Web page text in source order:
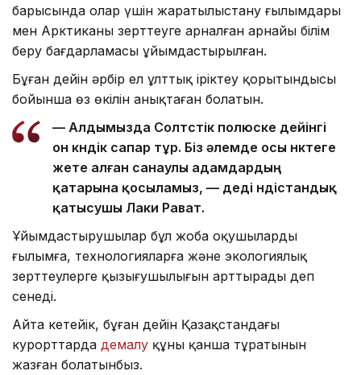
барысында олар үшін жаратылыстану ғылымдары
мен Арктиканы зерттеуге арналған арнайы білім
беру бағдарламасы ұйымдастырылған.
Бұған дейін әрбір ел ұлттық іріктеу қорытындысы
бойынша өз өкілін анықтаған болатын.
— Алдымызда Солтүстік полюске дейінгі
он күндік сапар тұр. Біз әлемде осы нүктеге
жете алған санаулы адамдардың
қатарына қосыламыз, — деді үндістандық
қатысушы Лаки Рават.
Ұйымдастырушылар бұл жоба оқушылардың
ғылымға, технологияларға және экологиялық
зерттеулерге қызығушылығын арттырады деп
сенеді.
Айта кетейік, бұған дейін Қазақстандағы
курорттарда демалу құны қанша тұратынын
жазған болатынбыз.